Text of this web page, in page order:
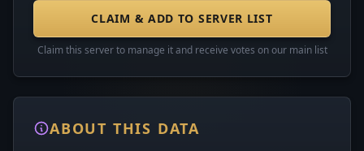
CLAIM & ADD TO SERVER LIST
Claim this server to manage it and receive votes on our main list
ABOUT THIS DATA